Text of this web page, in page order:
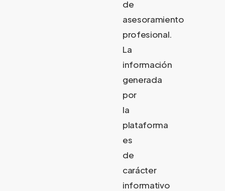
de
asesoramiento
profesional.
La
información
generada
por
la
plataforma
es
de
carácter
informativo